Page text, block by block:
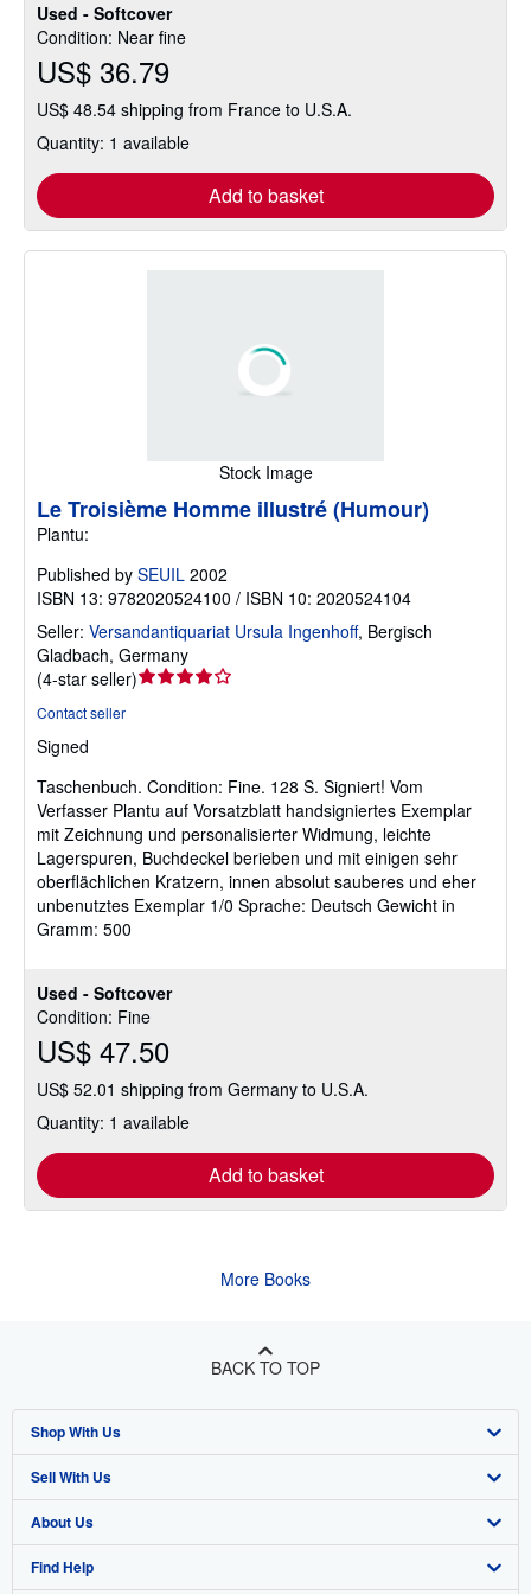
Used - Softcover
Condition: Near fine
US$ 36.79
US$ 48.54 shipping from France to U.S.A.
Quantity: 1 available
Add to basket
Stock Image
Used - Softcover
Condition: Fine
US$ 47.50
US$ 52.01 shipping from Germany to U.S.A.
Quantity: 1 available
Add to basket
Le Troisième Homme illustré (Humour)
Plantu:
Published by SEUIL 2002
ISBN 13: 9782020524100 / ISBN 10: 2020524104
Seller: Versandantiquariat Ursula Ingenhoff, Bergisch
Gladbach, Germany
(4-star seller)Seller
5
stars
Contact seller
Signed
Taschenbuch. Condition: Fine. 128 S. Signiert! Vom
Verfasser Plantu auf Vorsatzblatt handsigniertes Exemplar
mit Zeichnung und personalisierter Widmung, leichte
Lagerspuren, Buchdeckel berieben und mit einigen sehr
oberflächlichen Kratzern, innen absolut sauberes und eher
unbenutztes Exemplar 1/0 Sprache: Deutsch Gewicht in
Gramm: 500
More Books
BACK TO TOP
Shop With Us
Advanced Search
Browse Collections
My Account
Sell With Us
Start Selling
Join Our Affiliate Program
About Us
About AbeBooks
Find Help